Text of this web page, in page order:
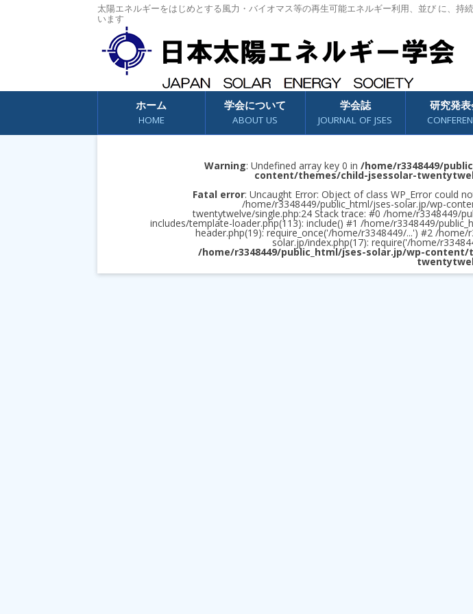
太陽エネルギーをはじめとする風力・バイオマス等の再生可能エネルギー利用、並び に、
います
コンテンツへスキップ
ホーム
HOME
学会について
ABOUT US
学会誌
JOURNAL OF JSES
研究発
Warning: Undefined array key 0 in /home/r3348449/
content/themes/child-jsessolar-
Fatal error: Uncaught Error: Object of class WP_Error could
/home/r3348449/public_html/jses-solar.jp/wp-
twentytwelve/single.php:24 Stack trace: #0 /home/r3348449/
includes/template-loader.php(113): include() #1 /home/r3348449/
header.php(19): require_once('/home/r3348449/...') #2 /home/
solar.jp/index.php(17): require('/home/
/home/r3348449/public_html/jses-solar.jp/wp-